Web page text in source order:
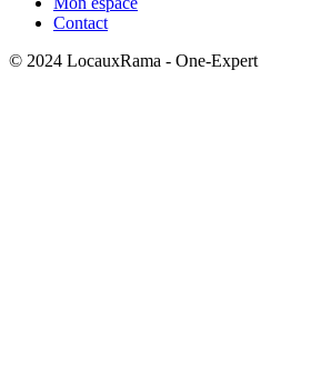
Contact
© 2024 LocauxRama - One-Expert